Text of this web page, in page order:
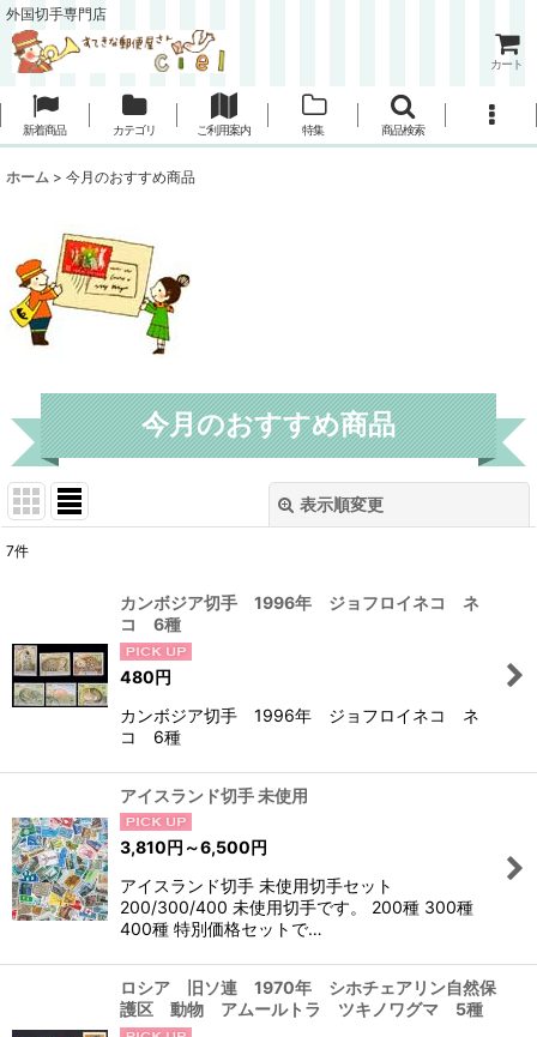
外国切手専門店
カート
新着商品 カテゴリ ご利用案内 特集 商品検索
ホーム > 今月のおすすめ商品
今月のおすすめ商品
表示順変更
並び順:
7件
カンボジア切手 1996年 ジョフロイネコ ネ
コ 6種
480円
カンボジア切手 1996年 ジョフロイネコ ネ
コ 6種
アイスランド切手 未使用
3,810円 ～6,500円
アイスランド切手 未使用切手セット
200/300/400 未使用切手です。 200種 300種
400種 特別価格セットで…
ロシア 旧ソ連 1970年 シホチェアリン自然保
護区 動物 アムールトラ ツキノワグマ 5種